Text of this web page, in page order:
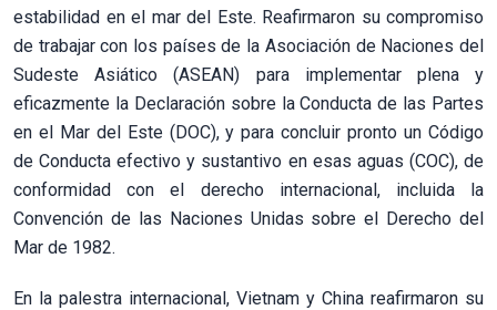
estabilidad en el mar del Este. Reafirmaron su compromiso
de trabajar con los países de la Asociación de Naciones del
Sudeste Asiático (ASEAN) para implementar plena y
eficazmente la Declaración sobre la Conducta de las Partes
en el Mar del Este (DOC), y para concluir pronto un Código
de Conducta efectivo y sustantivo en esas aguas (COC), de
conformidad con el derecho internacional, incluida la
Convención de las Naciones Unidas sobre el Derecho del
Mar de 1982.
En la palestra internacional, Vietnam y China reafirmaron su